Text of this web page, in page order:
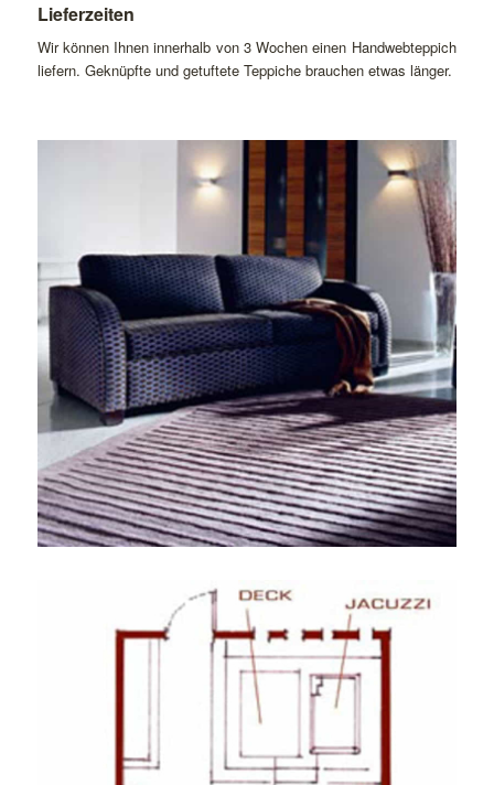
Lieferzeiten
Wir können Ihnen innerhalb von 3 Wochen einen Handwebteppich
liefern. Geknüpfte und getuftete Teppiche brauchen etwas länger.